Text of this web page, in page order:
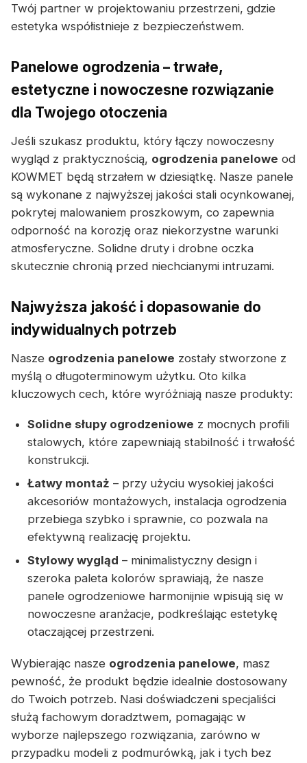
Twój partner w projektowaniu przestrzeni, gdzie
estetyka współistnieje z bezpieczeństwem.
Panelowe ogrodzenia – trwałe,
estetyczne i nowoczesne rozwiązanie
dla Twojego otoczenia
Jeśli szukasz produktu, który łączy nowoczesny
wygląd z praktycznością, ogrodzenia panelowe od
KOWMET będą strzałem w dziesiątkę. Nasze panele
są wykonane z najwyższej jakości stali ocynkowanej,
pokrytej malowaniem proszkowym, co zapewnia
odporność na korozję oraz niekorzystne warunki
atmosferyczne. Solidne druty i drobne oczka
skutecznie chronią przed niechcianymi intruzami.
Najwyższa jakość i dopasowanie do
indywidualnych potrzeb
Nasze ogrodzenia panelowe zostały stworzone z
myślą o długoterminowym użytku. Oto kilka
kluczowych cech, które wyróżniają nasze produkty:
Solidne słupy ogrodzeniowe z mocnych profili
stalowych, które zapewniają stabilność i trwałość
konstrukcji.
Łatwy montaż – przy użyciu wysokiej jakości
akcesoriów montażowych, instalacja ogrodzenia
przebiega szybko i sprawnie, co pozwala na
efektywną realizację projektu.
Stylowy wygląd – minimalistyczny design i
szeroka paleta kolorów sprawiają, że nasze
panele ogrodzeniowe harmonijnie wpisują się w
nowoczesne aranżacje, podkreślając estetykę
otaczającej przestrzeni.
Wybierając nasze ogrodzenia panelowe, masz
pewność, że produkt będzie idealnie dostosowany
do Twoich potrzeb. Nasi doświadczeni specjaliści
służą fachowym doradztwem, pomagając w
wyborze najlepszego rozwiązania, zarówno w
przypadku modeli z podmurówką, jak i tych bez